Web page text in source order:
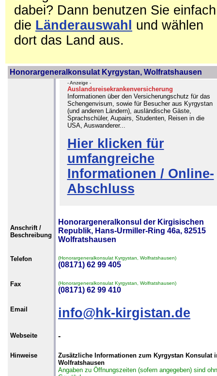
dabei? Dann benutzen Sie einfach
die Länderauswahl
und wählen
dort das Land aus.
Honorargeneralkonsulat Kyrgystan, Wolfratshausen
- Anzeige -
Auslandsreisekrankenversicherung
Informationen über den Versicherungschutz für das
Schengenvisum, sowie für Besucher aus Kyrgystan
(und anderen Ländern), ausländische Gäste,
Sprachschüler, Aupairs, Studenten, Reisen in die
USA, Auswanderer...
Hier klicken für
umfangreiche
Informationen / Online-
Abschluss
Anschrift /
Beschreibung
Honorargeneralkonsul der Kirgisischen
Republik, Hans-Urmiller-Ring 46a, 82515
Wolfratshausen
Telefon (Honorargeneralkonsulat Kyrgystan, Wolfratshausen)
(08171) 62 99 405
Fax (Honorargeneralkonsulat Kyrgystan, Wolfratshausen)
(08171) 62 99 410
Email info@hk-kirgistan.de
Webseite -
Hinweise
Zusätzliche Informationen zum Kyrgystan Konsulat
Wolfratshausen
Angaben zu Öffnungszeiten (sofern angegeben) sind